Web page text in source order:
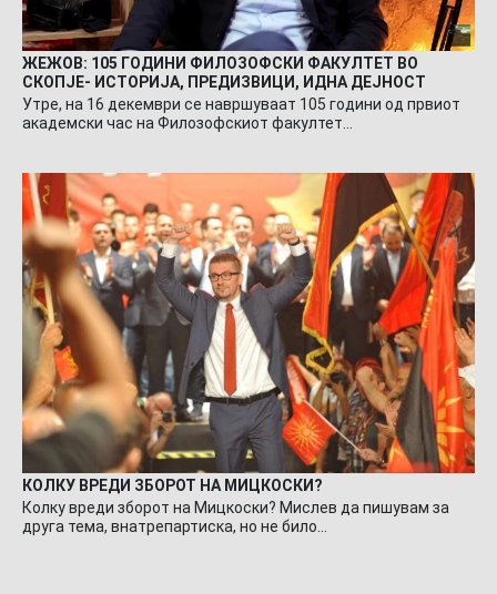
ЖЕЖОВ: 105 ГОДИНИ ФИЛОЗОФСКИ ФАКУЛТЕТ ВО
СКОПЈЕ- ИСТОРИЈА, ПРЕДИЗВИЦИ, ИДНА ДЕЈНОСТ
Утре, на 16 декември се навршуваат 105 години од првиот
академски час на Филозофскиот факултет…
КОЛКУ ВРЕДИ ЗБОРОТ НА МИЦКОСКИ?
Колку вреди зборот на Мицкоски? Мислев да пишувам за
друга тема, внатрепартиска, но не било…